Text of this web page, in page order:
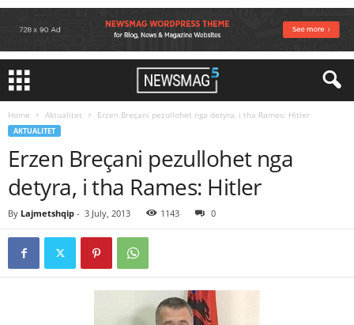
Home Aktualitet Erzen Breçani pezullohet nga detyra, i tha Rames: Hitler
AKTUALITET
Erzen Breçani pezullohet nga
detyra, i tha Rames: Hitler
By Lajmetshqip - 3 July, 2013 1143 0